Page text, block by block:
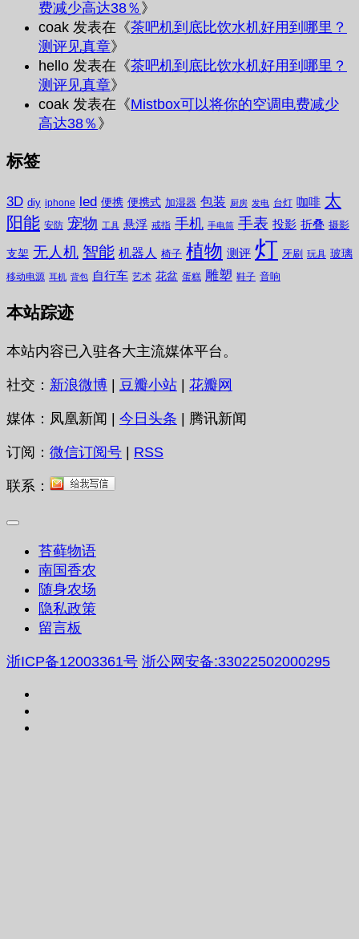
费减少高达38％ 》
coak 发表在《茶吧机到底比饮水机好用到哪里？
测评见真章》
hello 发表在《茶吧机到底比饮水机好用到哪里？
测评见真章》
coak 发表在《Mistbox可以将你的空调电费减少
高达38％ 》
标签
3D diy iphone led 便携 便携式 加湿器 包装 厨房 发电 台灯 咖啡 太
阳能 安防 宠物 工具 悬浮 戒指 手机 手电筒 手表 投影 折叠 摄影
支架 无人机 智能 机器人 椅子 植物 测评 灯 牙刷 玩具 玻璃
移动电源 耳机 背包 自行车 艺术 花盆 蛋糕 雕塑 鞋子 音响
本站踪迹
本站内容已入驻各大主流媒体平台。
社交： 新浪微博 | 豆瓣小站 | 花瓣网
媒体：凤凰新闻 | 今日头条 | 腾讯新闻
订阅： 微信订阅号 | RSS
联系：
苔藓物语
南国香农
随身农场
隐私政策
留言板
浙ICP备12003361号 浙公网安备:33022502000295